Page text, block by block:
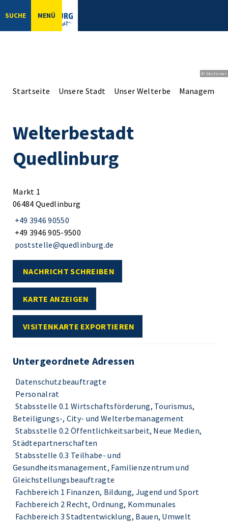
SUCHE MENÜ
© bbsferrari
Startseite Unsere Stadt Unser Welterbe
Welterbestadt
Quedlinburg
Markt 1
06484 Quedlinburg
+49 3946 90550
+49 3946 905-9500
poststelle@quedlinburg.de
NACHRICHT SCHREIBEN
KARTE ANZEIGEN
VISITENKARTE EXPORTIEREN
Untergeordnete Adressen
Datenschutzbeauftragte
Personalrat
Stabsstelle 0.1 Wirtschaftsförderung, Tourismus,
Beteiligungs-, City- und Welterbemanagement
Stabsstelle 0.2 Öffentlichkeitsarbeit, Neue Medien,
Städtepartnerschaften
Stabsstelle 0.3 Teilhabe- und
Gesundheitsmanagement, Familienzentrum und
Gleichstellungsbeauftragte
Fachbereich 1 Finanzen, Bildung, Jugend und Sport
Fachbereich 2 Recht, Ordnung, Kommunales
Fachbereich 3 Stadtentwicklung, Bauen, Umwelt